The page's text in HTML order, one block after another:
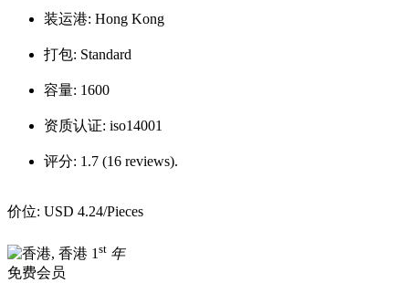
装运港: Hong Kong
打包: Standard
容量: 1600
资质认证: iso14001
评分: 1.7 (16 reviews).
价位: USD 4.24/Pieces
1 st 年
免费会员